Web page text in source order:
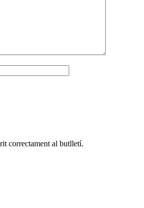
correctament al butlletí.